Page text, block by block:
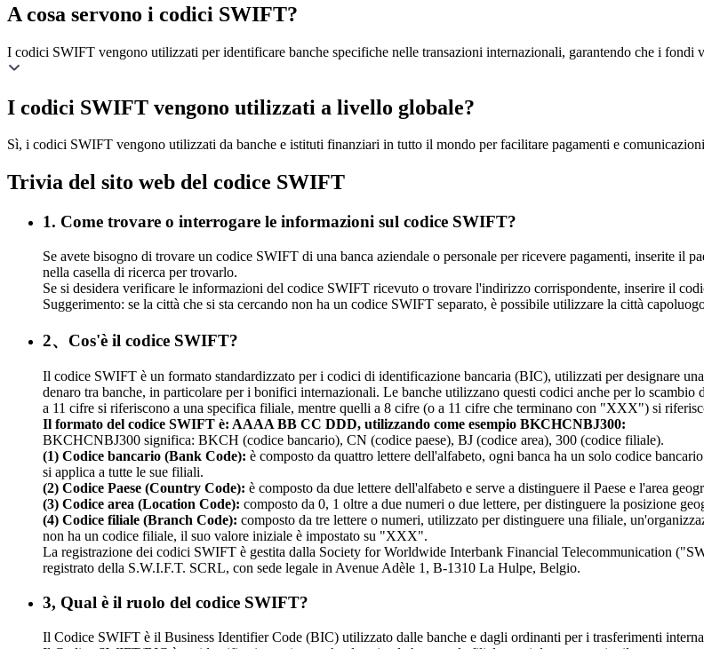
A cosa servono i codici SWIFT?
I codici SWIFT vengono utilizzati per identificare banche specifiche nelle transazioni internazionali, garantendo che i fondi
I codici SWIFT vengono utilizzati a livello globale?
Sì, i codici SWIFT vengono utilizzati da banche e istituti finanziari in tutto il mondo per facilitare pagamenti e
Trivia del sito web del codice SWIFT
1. Come trovare o interrogare le informazioni sul codice SWIFT?
Se avete bisogno di trovare un codice SWIFT di una banca aziendale o personale per ricevere pagamenti, inserite il
nella casella di ricerca per trovarlo.
Se si desidera verificare le informazioni del codice SWIFT ricevuto o trovare l'indirizzo corrispondente, inserire il
Suggerimento: se la città che si sta cercando non ha un codice SWIFT separato, è possibile utilizzare la città
2、Cos'è il codice SWIFT?
Il codice SWIFT è un formato standardizzato per i codici di identificazione bancaria (BIC), utilizzati per designare
denaro tra banche, in particolare per i bonifici internazionali. Le banche utilizzano questi codici anche per lo
a 11 cifre si riferiscono a una specifica filiale, mentre quelli a 8 cifre (o a 11 cifre che terminano con "XXX") si
Il formato del codice SWIFT è: AAAA BB CC DDD, utilizzando come esempio BKCHCNBJ300:
BKCHCNBJ300 significa: BKCH (codice bancario), CN (codice paese), BJ (codice area), 300 (codice filiale).
(1) Codice bancario (Bank Code): è composto da quattro lettere dell'alfabeto, ogni banca ha un solo codice
si applica a tutte le sue filiali.
(2) Codice Paese (Country Code): è composto da due lettere dell'alfabeto e serve a distinguere il Paese e l'area
(3) Codice area (Location Code): composto da 0, 1 oltre a due numeri o due lettere, per distinguere la posizione
(4) Codice filiale (Branch Code): composto da tre lettere o numeri, utilizzato per distinguere una filiale,
non ha un codice filiale, il suo valore iniziale è impostato su "XXX".
La registrazione dei codici SWIFT è gestita dalla Society for Worldwide Interbank Financial Telecommunication
registrato della S.W.I.F.T. SCRL, con sede legale in Avenue Adèle 1, B-1310 La Hulpe, Belgio.
3, Qual è il ruolo del codice SWIFT?
Il Codice SWIFT è il Business Identifier Code (BIC) utilizzato dalle banche e dagli ordinanti per i trasferimenti